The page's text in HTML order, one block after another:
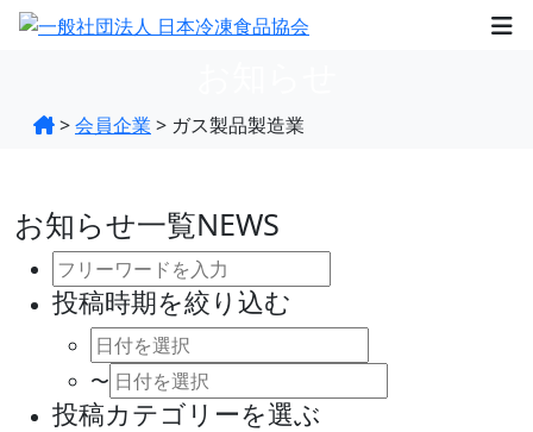
>会員企業 > ガス製品製造業
お知らせ一覧NEWS
投稿時期を絞り込む
〜
投稿カテゴリーを選ぶ